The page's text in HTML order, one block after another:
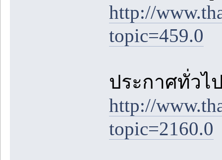
http://
topic=459.0
ประกาศทั่ว
http://
topic=2160.0